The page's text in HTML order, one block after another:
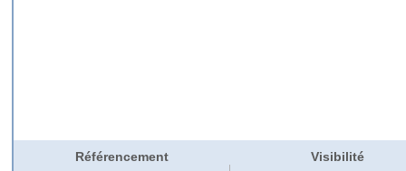
Référencement Visibilité